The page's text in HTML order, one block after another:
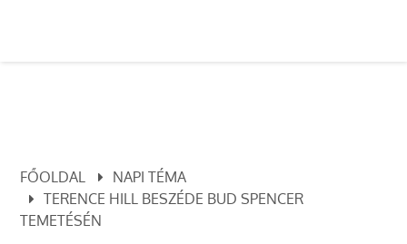
FŐOLDAL
NAPI TÉMA
TERENCE HILL BESZÉDE BUD SPENCER
TEMETÉSÉN